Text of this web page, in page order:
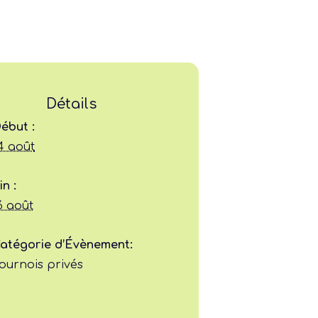
Détails
:
août
:
août
d’Évènement:
privés